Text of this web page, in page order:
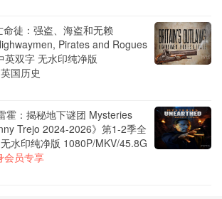
徒：强盗、海盗和无赖
Pirates and Rogues
双字 无水印纯净版
国历史
霍：揭秘地下谜团 Mysteries
Trejo 2024-2026》第1-2季全
水印纯净版 1080P/MKV/45.8G
会员专享